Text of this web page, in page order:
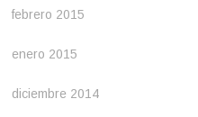
febrero 2015
enero 2015
diciembre 2014